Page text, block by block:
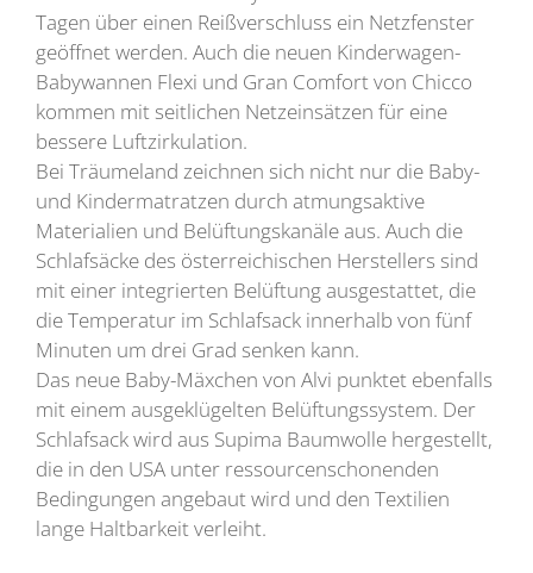
Tagen über einen Reißverschluss ein Netzfenster
geöffnet werden. Auch die neuen Kinderwagen-
Babywannen Flexi und Gran Comfort von Chicco
kommen mit seitlichen Netzeinsätzen für eine
bessere Luftzirkulation.
Bei Träumeland zeichnen sich nicht nur die Baby-
und Kindermatratzen durch atmungsaktive
Materialien und Belüftungskanäle aus. Auch die
Schlafsäcke des österreichischen Herstellers sind
mit einer integrierten Belüftung ausgestattet, die
die Temperatur im Schlafsack innerhalb von fünf
Minuten um drei Grad senken kann.
Das neue Baby-Mäxchen von Alvi punktet ebenfalls
mit einem ausgeklügelten Belüftungssystem. Der
Schlafsack wird aus Supima Baumwolle hergestellt,
die in den USA unter ressourcenschonenden
Bedingungen angebaut wird und den Textilien
lange Haltbarkeit verleiht.